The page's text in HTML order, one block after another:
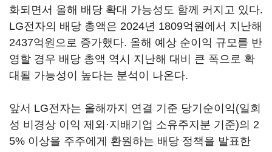
화되면서 올해 배당 확대 가능성도 함께 커지고 있다.
LG전자의 배당 총액은 2024년 1809억원에서 지난해
2437억원으로 증가했다. 올해 예상 순이익 규모를 반
영할 경우 배당 총액 역시 지난해 대비 큰 폭으로 확
대될 가능성이 높다는 분석이 나온다.
앞서 LG전자는 올해까지 연결 기준 당기순이익(일회
성 비경상 이익 제외·지배기업 소유주지분 기준)의 2
5% 이상을 주주에게 환원하는 배당 정책을 발표한